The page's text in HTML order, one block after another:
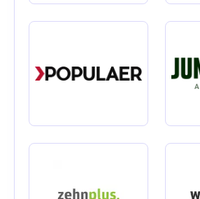
Status Support